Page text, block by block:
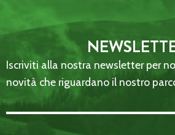
Iscriviti alla nostra newsletter per
novità che riguardano il nostro
Email Address::: (required)